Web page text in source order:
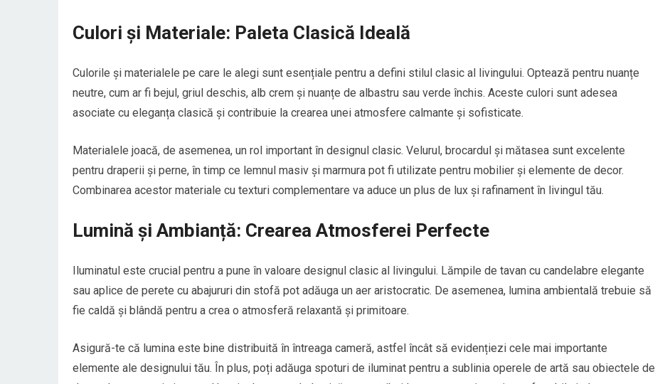
Culori și Materiale: Paleta Clasică Ideală
Culorile și materialele pe care le alegi sunt esențiale pentru a defini stilul clasic al livingului. Optează pentru nuanțe
neutre, cum ar fi bejul, griul deschis, alb crem și nuanțe de albastru sau verde închis. Aceste culori sunt adesea
asociate cu eleganța clasică și contribuie la crearea unei atmosfere calmante și sofisticate.
Materialele joacă, de asemenea, un rol important în designul clasic. Velurul, brocardul și mătasea sunt excelente
pentru draperii și perne, în timp ce lemnul masiv și marmura pot fi utilizate pentru mobilier și elemente de decor.
Combinarea acestor materiale cu texturi complementare va aduce un plus de lux și rafinament în livingul tău.
Lumină și Ambianță: Crearea Atmosferei Perfecte
Iluminatul este crucial pentru a pune în valoare designul clasic al livingului. Lămpile de tavan cu candelabre elegante
sau aplice de perete cu abajururi din stofă pot adăuga un aer aristocratic. De asemenea, lumina ambientală trebuie să
fie caldă și blândă pentru a crea o atmosferă relaxantă și primitoare.
Asigură-te că lumina este bine distribuită în întreaga cameră, astfel încât să evidențiezi cele mai importante
elemente ale designului tău. În plus, poți adăuga spoturi de iluminat pentru a sublinia operele de artă sau obiectele de